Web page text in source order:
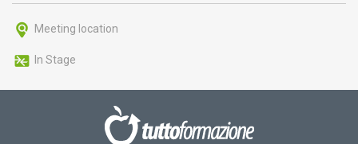
Meeting location
In Stage